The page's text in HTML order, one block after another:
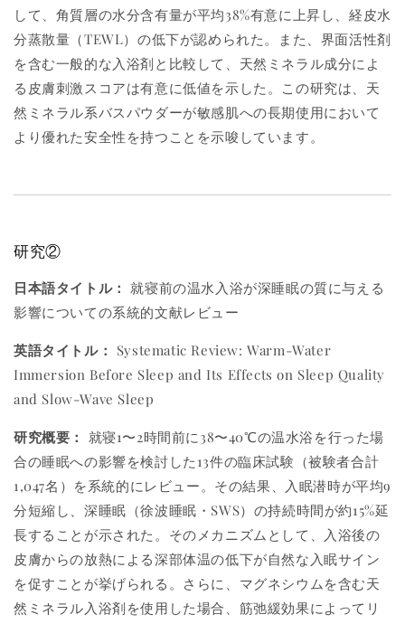
して、角質層の水分含有量が平均38%有意に上昇し、経皮水
分蒸散量（TEWL）の低下が認められた。また、界面活性剤
を含む一般的な入浴剤と比較して、天然ミネラル成分によ
る皮膚刺激スコアは有意に低値を示した。この研究は、天
然ミネラル系バスパウダーが敏感肌への長期使用において
より優れた安全性を持つことを示唆しています。
研究②
日本語タイトル： 就寝前の温水入浴が深睡眠の質に与える
影響についての系統的文献レビュー
英語タイトル： Systematic Review: Warm-Water
Immersion Before Sleep and Its Effects on Sleep Quality
and Slow-Wave Sleep
研究概要：
就寝1〜2時間前に38〜40℃の温水浴を行った場
合の睡眠への影響を検討した13件の臨床試験（被験者合計
1,047名）を系統的にレビュー。その結果、入眠潜時が平均9
分短縮し、深睡眠（徐波睡眠・SWS）の持続時間が約15%延
長することが示された。そのメカニズムとして、入浴後の
皮膚からの放熱による深部体温の低下が自然な入眠サイン
を促すことが挙げられる。さらに、マグネシウムを含む天
然ミネラル入浴剤を使用した場合、筋弛緩効果によってリ